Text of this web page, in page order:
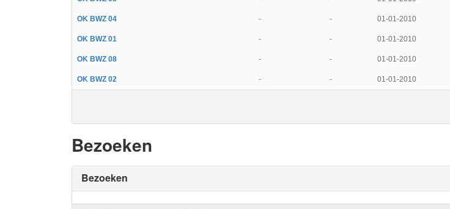
OK BWZ 04 - - 01-01-2010
OK BWZ 01 - - 01-01-2010
OK BWZ 08 - - 01-01-2010
OK BWZ 02 - - 01-01-2010
Bezoeken
Bezoeken